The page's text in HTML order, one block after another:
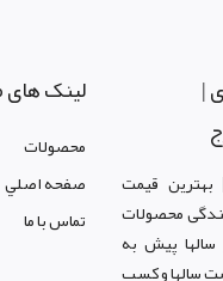
|
بهترین قیمت
محصولات
سالها پیش به
سالها و کسب
لینک
محصولات
صفحه اصلي
تماس با ما